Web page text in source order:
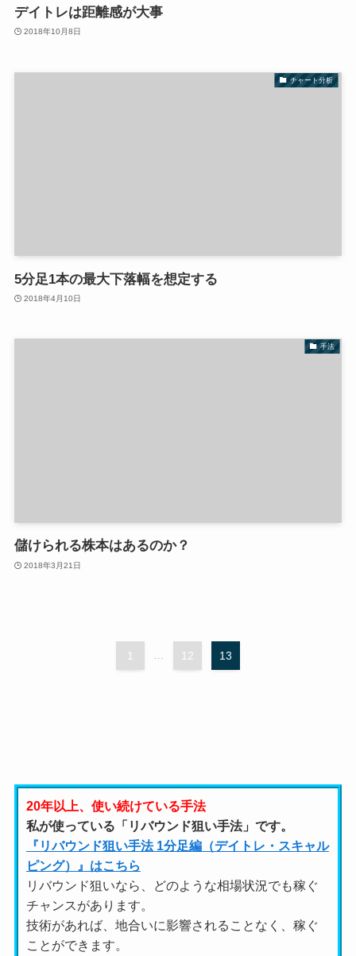
デイトレは距離感が大事
2018年10月8日
チャート分析
5分足1本の最大下落幅を想定する
2018年4月10日
手法
儲けられる株本はあるのか？
2018年3月21日
1 ... 12 13
20年以上、使い続けている手法
私が使っている「リバウンド狙い手法」です。
『リバウンド狙い手法 1分足編（デイトレ・スキャル
ピング）』はこちら
リバウンド狙いなら、どのような相場状況でも稼ぐ
チャンスがあります。
技術があれば、地合いに影響されることなく、稼ぐ
ことができます。